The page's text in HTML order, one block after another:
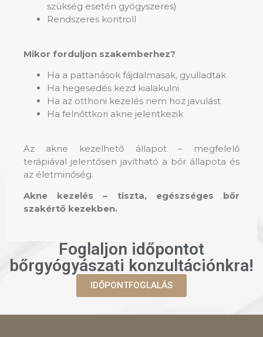
szükség esetén gyógyszeres)
Rendszeres kontroll
Mikor forduljon szakemberhez?
Ha a pattanások fájdalmasak, gyulladtak
Ha hegesedés kezd kialakulni
Ha az otthoni kezelés nem hoz javulást
Ha felnőttkori akne jelentkezik
Az akne kezelhető állapot – megfelelő
terápiával jelentősen javítható a bőr állapota és
az életminőség.
Akne kezelés – tiszta, egészséges bőr
szakértő kezekben.
Foglaljon időpontot
bőrgyógyászati konzultációnkra!
IDŐPONTFOGLALÁS